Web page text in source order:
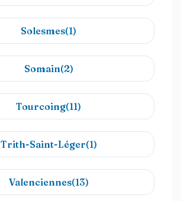
Solesmes(1)
Somain(2)
Tourcoing(11)
Trith-Saint-Léger(1)
Valenciennes(13)